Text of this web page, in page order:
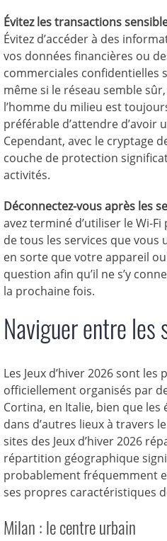
Évitez les transactions
Évitez d’accéder à des
vos données financières ou
commerciales confidentielles
même si le réseau semble
l’homme du milieu est
préférable d’attendre d’avoir
Cependant, avec le cryptage
couche de protection
activités.
Déconnectez-vous après les
avez terminé d’utiliser le Wi-
de tous les services que vous
en sorte que votre appareil
question afin qu’il ne s’y
la prochaine fois.
Naviguer entre les
Les Jeux d’hiver 2026 sont
officiellement organisés par
Cortina, en Italie, bien que
dans d’autres lieux à travers
sites des Jeux d’hiver 2026
répartition géographique
probablement fréquemment
ses propres caractéristiques
Milan : le centre urbain